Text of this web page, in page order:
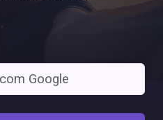
Google